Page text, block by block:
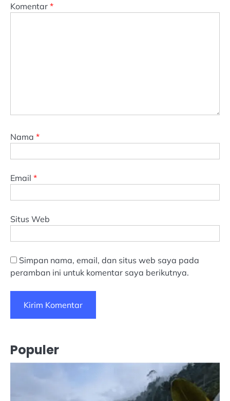
Komentar *
Nama *
Email *
Situs Web
Simpan nama, email, dan situs web saya pada
peramban ini untuk komentar saya berikutnya.
Populer